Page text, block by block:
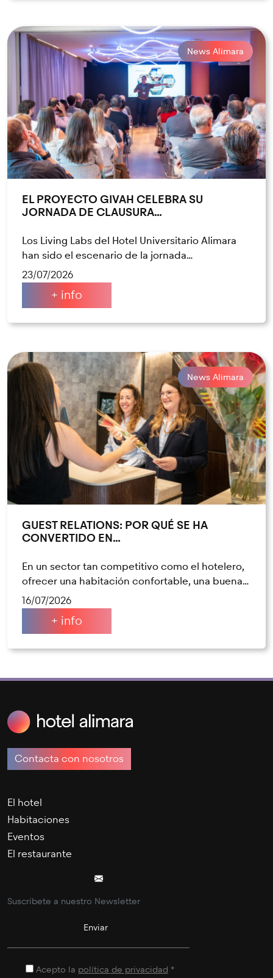
News Alimara
EL PROYECTO GIVAH CELEBRA SU
JORNADA DE CLAUSURA…
Los Living Labs del Hotel Universitario Alimara
han sido el escenario de la jornada…
23/07/2026
+ info
News Alimara
GUEST RELATIONS: POR QUÉ SE HA
CONVERTIDO EN…
En un sector tan competitivo como el hotelero,
ofrecer una habitación confortable, una buena…
16/07/2026
+ info
Contacta con nosotros
El hotel
Habitaciones
Eventos
El restaurante
Acepto la política de privacidad *